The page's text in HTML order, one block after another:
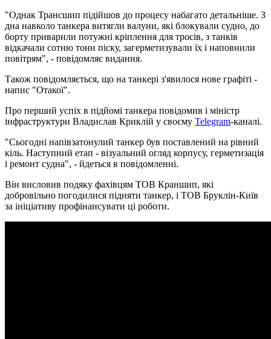
"Однак Трансшип підійшов до процесу набагато детальніше. З
дна навколо танкера витягли валуни, які блокували судно, до
борту приварили потужні кріплення для тросів, з танків
відкачали сотню тонн піску, загерметизували їх і наповнили
повітрям", - повідомляє видання.
Також повідомляється, що на танкері з'явилося нове графіті -
напис "Отакої".
Про перший успіх в підйомі танкера повідомив і міністр
інфраструктури Владислав Криклій у своєму Telegram-каналі.
"Сьогодні напівзатонулий танкер був поставлений на рівний
кіль. Наступний етап - візуальний огляд корпусу, герметизація
і ремонт судна", - йдеться в повідомленні.
Він висловив подяку фахівцям ТОВ Краншип, які
добровільно погодилися підняти танкер, і ТОВ Бруклін-Київ
за ініціативу профінансувати ці роботи.